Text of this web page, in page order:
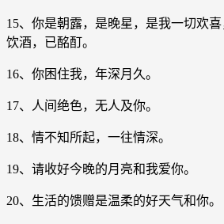
15、你是朝露，是晚星，是我一切欢
饮酒，已酩酊。
16、你困住我，年深月久。
17、人间绝色，无人及你。
18、情不知所起，一往情深。
19、请收好今晚的月亮和我爱你。
20、生活的馈赠是温柔的好天气和你。